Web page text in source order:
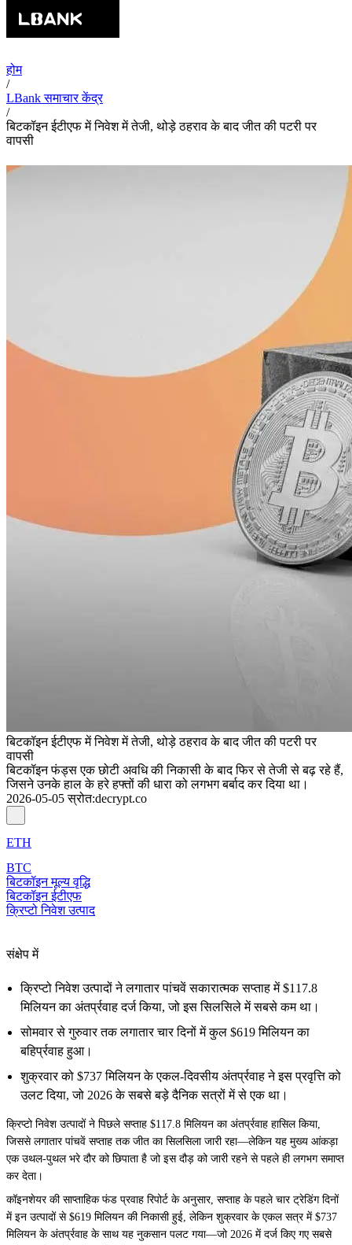
होम
/
LBank समाचार केंद्र
/
बिटकॉइन ईटीएफ में निवेश में तेजी, थोड़े ठहराव के बाद जीत की पटरी पर
वापसी
बिटकॉइन ईटीएफ में निवेश में तेजी, थोड़े ठहराव के बाद जीत की पटरी पर
वापसी
बिटकॉइन फंड्स एक छोटी अवधि की निकासी के बाद फिर से तेजी से बढ़ रहे हैं,
जिसने उनके हाल के हरे हफ्तों की धारा को लगभग बर्बाद कर दिया था।
2026-05-05 स्रोत:decrypt.co
ETH
BTC
बिटकॉइन मूल्य वृद्धि
बिटकॉइन ईटीएफ
क्रिप्टो निवेश उत्पाद
संक्षेप में
क्रिप्टो निवेश उत्पादों ने लगातार पांचवें सकारात्मक सप्ताह में $117.8
मिलियन का अंतर्प्रवाह दर्ज किया, जो इस सिलसिले में सबसे कम था।
सोमवार से गुरुवार तक लगातार चार दिनों में कुल $619 मिलियन का
बहिर्प्रवाह हुआ।
शुक्रवार को $737 मिलियन के एकल-दिवसीय अंतर्प्रवाह ने इस प्रवृत्ति को
उलट दिया, जो 2026 के सबसे बड़े दैनिक सत्रों में से एक था।
क्रिप्टो निवेश उत्पादों ने पिछले सप्ताह $117.8 मिलियन का अंतर्प्रवाह हासिल किया,
जिससे लगातार पांचवें सप्ताह तक जीत का सिलसिला जारी रहा—लेकिन यह मुख्य आंकड़ा
एक उथल-पुथल भरे दौर को छिपाता है जो इस दौड़ को जारी रहने से पहले ही लगभग समाप्त
कर देता।
कॉइनशेयर की साप्ताहिक फंड प्रवाह रिपोर्ट के अनुसार, सप्ताह के पहले चार ट्रेडिंग दिनों
में इन उत्पादों से $619 मिलियन की निकासी हुई, लेकिन शुक्रवार के एकल सत्र में $737
मिलियन के अंतर्प्रवाह के साथ यह नुकसान पलट गया—जो 2026 में दर्ज किए गए सबसे